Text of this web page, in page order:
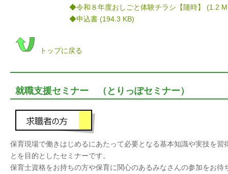
◆令和８年度おしごと体験チラシ【随時】 (1.2
◆申込書 (194.3 KB)
トップに戻る
就職支援セミナー （とりっぽセミナー）
保育現場で働きはじめるにあたって必要となる基本知識や実技を
とを目的としたセミナーです。
保育士資格をお持ちの方や保育に関心のあるみなさんの参加をお待